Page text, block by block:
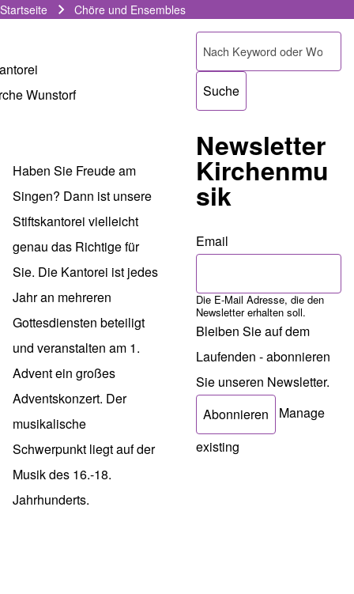
Startseite Chöre und Ensembles
Wunstorf
Haben Sie Freude am
Singen? Dann ist unsere
Stiftskantorei vielleicht
genau das Richtige für
Sie. Die Kantorei ist jedes
Jahr an mehreren
Gottesdiensten beteiligt
und veranstalten am 1.
Advent ein großes
Adventskonzert. Der
musikalische
Schwerpunkt liegt auf der
Musik des 16.-18.
Jahrhunderts.
Suche
Newsletter
Kirchenmu
sik
Email
Die E-Mail Adresse, die den
Newsletter erhalten soll.
Bleiben Sie auf dem
Laufenden - abonnieren
Sie unseren Newsletter.
Manage
existing